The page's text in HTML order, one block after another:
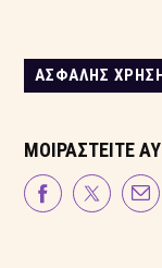
ΑΣΦΑΛΉΣ
ΜΟΙΡΑΣΤΕΊΤΕ